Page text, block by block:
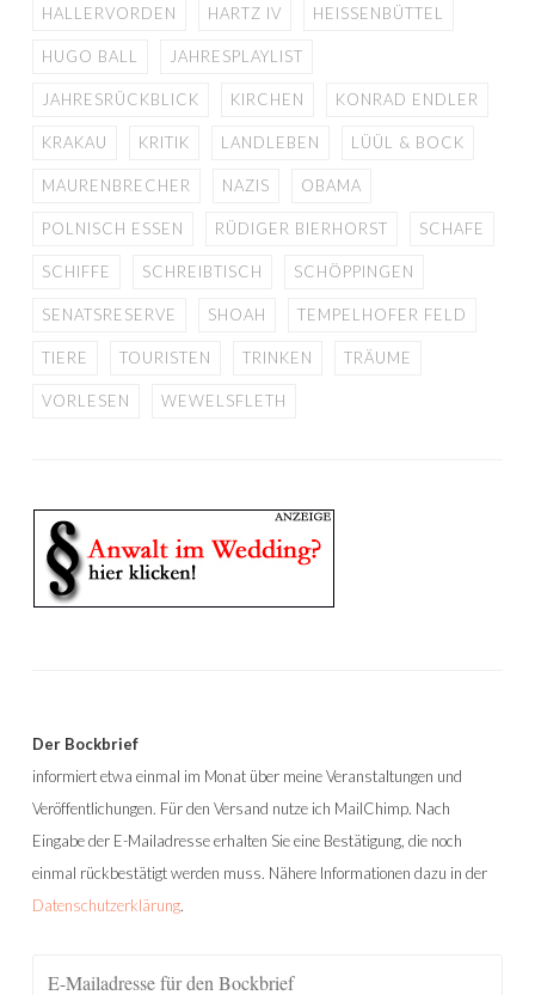
HALLERVORDEN HARTZ IV HEISSENBÜTTEL
HUGO BALL JAHRESPLAYLIST
JAHRESRÜCKBLICK KIRCHEN KONRAD ENDLER
KRAKAU KRITIK LANDLEBEN LÜÜL & BOCK
MAURENBRECHER NAZIS OBAMA
POLNISCH ESSEN RÜDIGER BIERHORST SCHAFE
SCHIFFE SCHREIBTISCH SCHÖPPINGEN
SENATSRESERVE SHOAH TEMPELHOFER FELD
TIERE TOURISTEN TRINKEN TRÄUME
VORLESEN WEWELSFLETH
Der Bockbrief
informiert etwa einmal im Monat über meine Veranstaltungen und
Veröffentlichungen. Für den Versand nutze ich MailChimp. Nach
Eingabe der E-Mailadresse erhalten Sie eine Bestätigung, die noch
einmal rückbestätigt werden muss. Nähere Informationen dazu in der
Datenschutzerklärung.